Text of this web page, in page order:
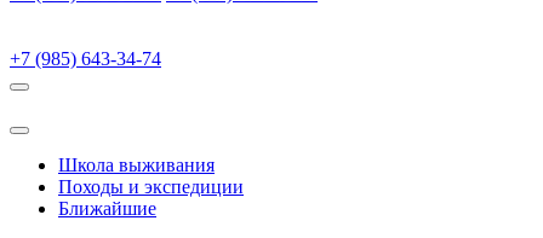
+7 (985) 643-34-74
Школа выживания
Походы и экспедиции
Ближайшие